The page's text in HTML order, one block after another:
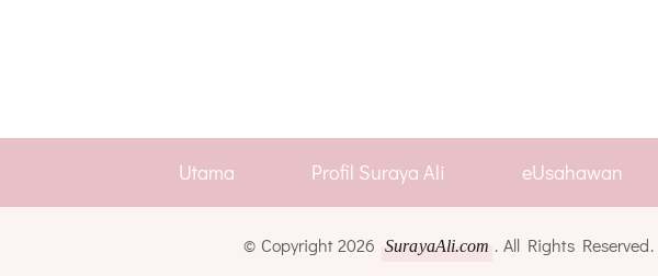
Utama Profil Suraya Ali eUsahawan
© Copyright 2026 SurayaAli.com . All Rights Reserved.